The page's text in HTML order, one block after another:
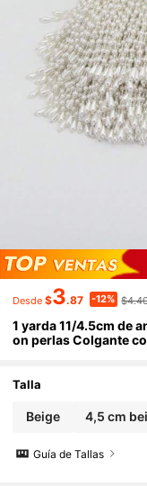
Desde $3.87 -12%
1 yarda 11/4.5cm de
on perlas Colgante
las para cortinas
Talla
Beige 4,5 cm
Guía de Tallas